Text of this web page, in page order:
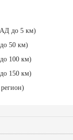
до 5 км)
50 км)
100 км)
150 км)